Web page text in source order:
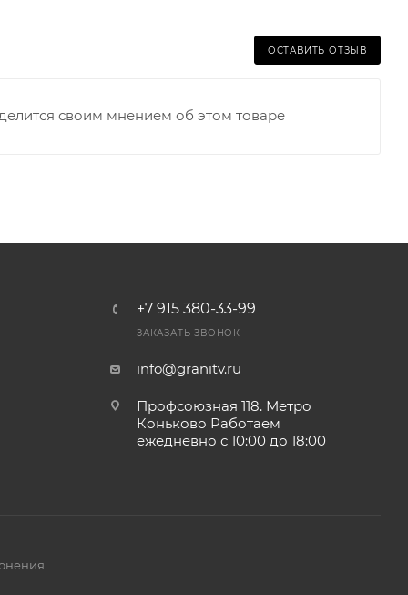
ОСТАВИТЬ ОТЗЫВ
своим мнением об этом товаре
+7 915 380-33-99
ЗАКАЗАТЬ ЗВОНОК
info@granitv.ru
Профсоюзная 118. Метро
Коньково Работаем
ежедневно с 10:00 до 18:00